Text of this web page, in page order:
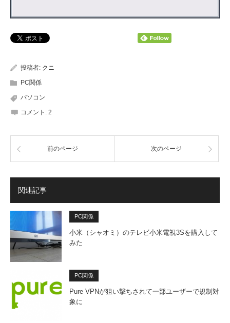
投稿者: クニ
PC関係
パソコン
コメント: 2
前のページ 次のページ
関連記事
PC関係
小米（シャオミ）のテレビ小米電視3Sを購入して
みた
PC関係
Pure VPNが狙い撃ちされて一部ユーザーで規制対
象に